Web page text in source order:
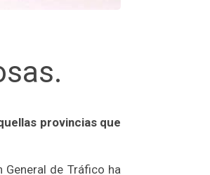
provincias que
de Tráfico ha